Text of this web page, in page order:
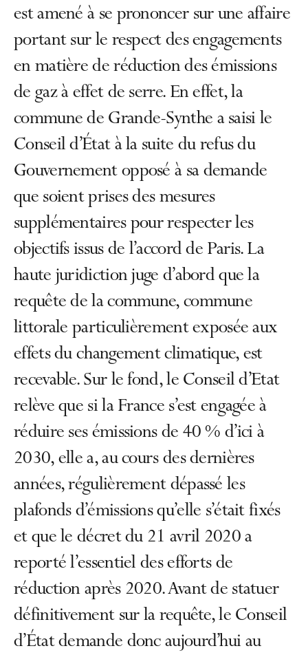
est amené à se prononcer sur une affaire
portant sur le respect des engagements
en matière de réduction des émissions
de gaz à effet de serre. En effet, la
commune de Grande-Synthe a saisi le
Conseil d’État à la suite du refus du
Gouvernement opposé à sa demande
que soient prises des mesures
supplémentaires pour respecter les
objectifs issus de l’accord de Paris. La
haute juridiction juge d’abord que la
requête de la commune, commune
littorale particulièrement exposée aux
effets du changement climatique, est
recevable. Sur le fond, le Conseil d’Etat
relève que si la France s’est engagée à
réduire ses émissions de 40 % d’ici à
2030, elle a, au cours des dernières
années, régulièrement dépassé les
plafonds d’émissions qu’elle s’était fixés
et que le décret du 21 avril 2020 a
reporté l’essentiel des efforts de
réduction après 2020. Avant de statuer
définitivement sur la requête, le Conseil
d’État demande donc aujourd’hui au